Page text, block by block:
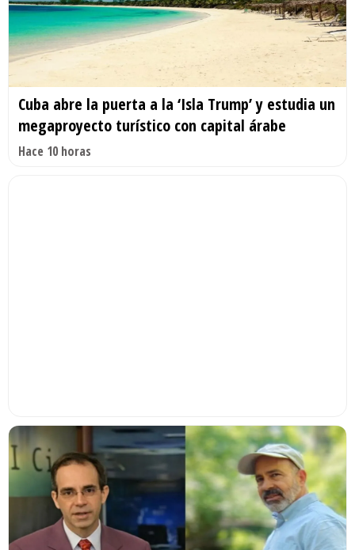
Cuba abre la puerta a la ‘Isla Trump’ y estudia un
megaproyecto turístico con capital árabe
Hace 10 horas